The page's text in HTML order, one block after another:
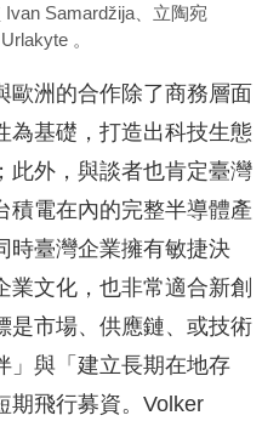
Samardžija、立陶宛
。
歐洲的合作除了商務層面
為基礎，打造出科技生態
此外，與談者也肯定臺灣
積電在內的完整半導體產
時臺灣企業擁有敏捷決
文化，也非常適合新創
是市場、供應鏈、或技術
」與「建立長期在地存
期飛行募資。Volker